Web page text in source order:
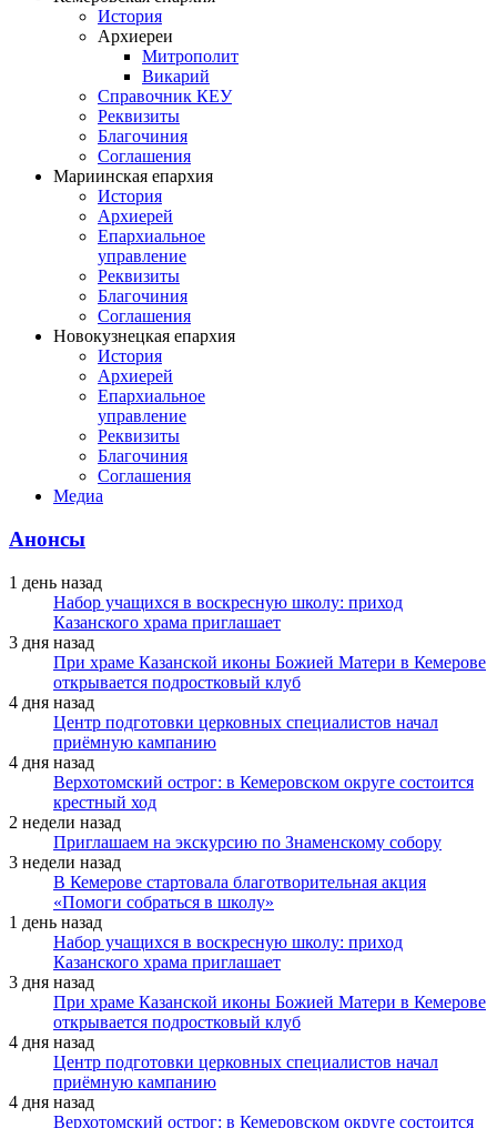
История
Архиереи
Митрополит
Викарий
Справочник КЕУ
Реквизиты
Благочиния
Соглашения
Мариинская епархия
История
Архиерей
Епархиальное
управление
Реквизиты
Благочиния
Соглашения
Новокузнецкая епархия
История
Архиерей
Епархиальное
управление
Реквизиты
Благочиния
Соглашения
Медиа
Анонсы
1 день назад
Набор учащихся в воскресную школу: приход
Казанского храма приглашает
3 дня назад
При храме Казанской иконы Божией Матери в Кемерове
открывается подростковый клуб
4 дня назад
Центр подготовки церковных специалистов начал
приёмную кампанию
4 дня назад
Верхотомский острог: в Кемеровском округе состоится
крестный ход
2 недели назад
Приглашаем на экскурсию по Знаменскому собору
3 недели назад
В Кемерове стартовала благотворительная акция
«Помоги собраться в школу»
1 день назад
Набор учащихся в воскресную школу: приход
Казанского храма приглашает
3 дня назад
При храме Казанской иконы Божией Матери в Кемерове
открывается подростковый клуб
4 дня назад
Центр подготовки церковных специалистов начал
приёмную кампанию
4 дня назад
Верхотомский острог: в Кемеровском округе состоится